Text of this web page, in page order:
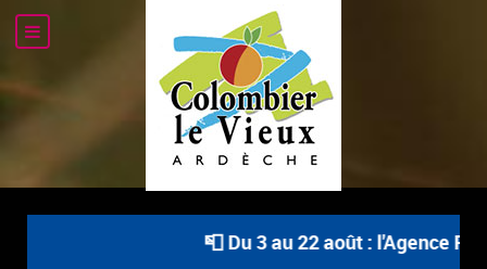
📮 Du 3 au 22 août : l'Agence